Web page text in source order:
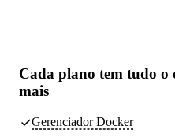
Cada plano tem tudo o
mais
Gerenciador Docker